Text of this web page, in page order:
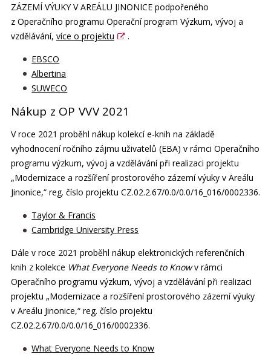
ZÁZEMÍ VÝUKY V AREÁLU JINONICE podpořeného
z Operačního programu Operační program Výzkum, vývoj a
vzdělávání, více o projektu
.
EBSCO
Albertina
SUWECO
Nákup z OP VVV 2021
V roce 2021 proběhl nákup kolekcí e-knih na základě
vyhodnocení ročního zájmu uživatelů (EBA) v rámci Operačního
programu výzkum, vývoj a vzdělávání při realizaci projektu
„Modernizace a rozšíření prostorového zázemí výuky v Areálu
Jinonice,“ reg. číslo projektu CZ.02.2.67/0.0/0.0/16_016/0002336.
Taylor & Francis
Cambridge University Press
Dále v roce 2021 proběhl nákup elektronických referenčních
knih z kolekce What Everyone Needs to Knowv rámci
Operačního programu výzkum, vývoj a vzdělávání při realizaci
projektu „Modernizace a rozšíření prostorového zázemí výuky
v Areálu Jinonice,“ reg. číslo projektu
CZ.02.2.67/0.0/0.0/16_016/0002336.
What Everyone Needs to Know